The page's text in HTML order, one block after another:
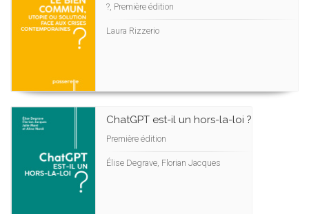
?, Première édition
Laura Rizzerio
ChatGPT est-il un hors-la-loi ?
Première édition
Élise Degrave, Florian Jacques